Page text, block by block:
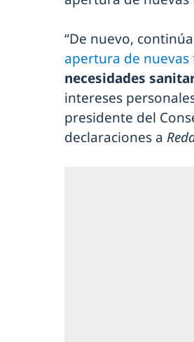
“De nuevo,
apertura de nuevas
necesidades
intereses
presidente del
declaraciones a